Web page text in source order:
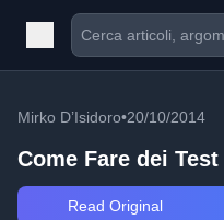
Mirko D’Isidoro•20/10/2014
Come Fare dei
Read Original